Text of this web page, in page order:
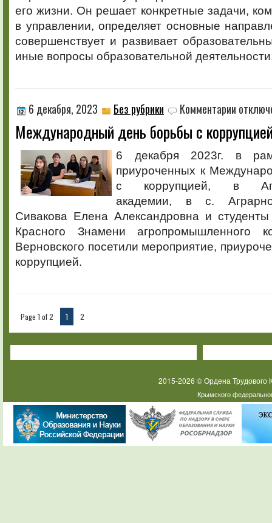
его жизни. Он решает конкретные задачи,
в управлении, определяет основные
совершенствует и развивает
иные вопросы образовательной
6 декабря, 2023 Без рубрики Комментарии записи
день
с
коррупцией
Международный день борьбы с
6 декабря 2023г. в
приуроченных к
с коррупцией, в
академии, в с.
Сивакова Елена Александровна и
Красного Знамени агропромышленного
Верновского посетили мероприятие,
коррупцией.
Page 1 of 2 1 2
2015-2026 © Ордена
Крымского